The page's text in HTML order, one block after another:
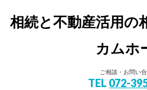
相続と不動産活用の
カムホ
ご相談・お問い
TEL 072-